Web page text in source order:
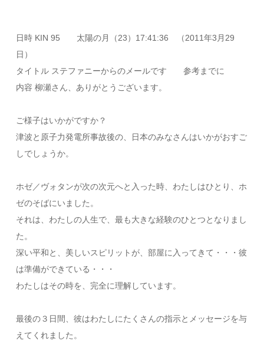
日時 KIN 95 太陽の月（23）17:41:36 （2011年3月29
日）
タイトル ステファニーからのメールです 参考までに
内容 柳瀬さん、ありがとうございます。
ご様子はいかがですか？
津波と原子力発電所事故後の、日本のみなさんはいかがおすご
しでしょうか。
ホゼ／ヴォタンが次の次元へと入った時、わたしはひとり、ホ
ゼのそばにいました。
それは、わたしの人生で、最も大きな経験のひとつとなりまし
た。
深い平和と、美しいスピリットが、部屋に入ってきて・・・彼
は準備ができている・・・
わたしはその時を、完全に理解しています。
最後の３日間、彼はわたしにたくさんの指示とメッセージを与
えてくれました。